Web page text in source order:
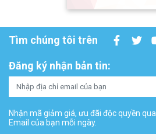
Tìm chúng tôi trên
Đăng ký nhận bản tin:
Nhận mã giảm giá, ưu đãi độc quyền qua
Email của bạn mỗi ngày.